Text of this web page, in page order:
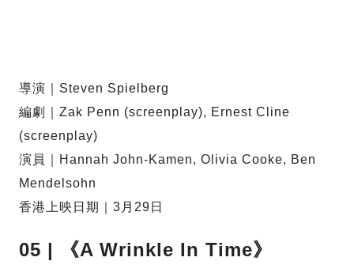
導演｜Steven Spielberg
編劇｜Zak Penn (screenplay), Ernest Cline
(screenplay)
演員｜Hannah John-Kamen, Olivia Cooke, Ben
Mendelsohn
香港上映日期｜3月29日
05 | 《A Wrinkle In Time》